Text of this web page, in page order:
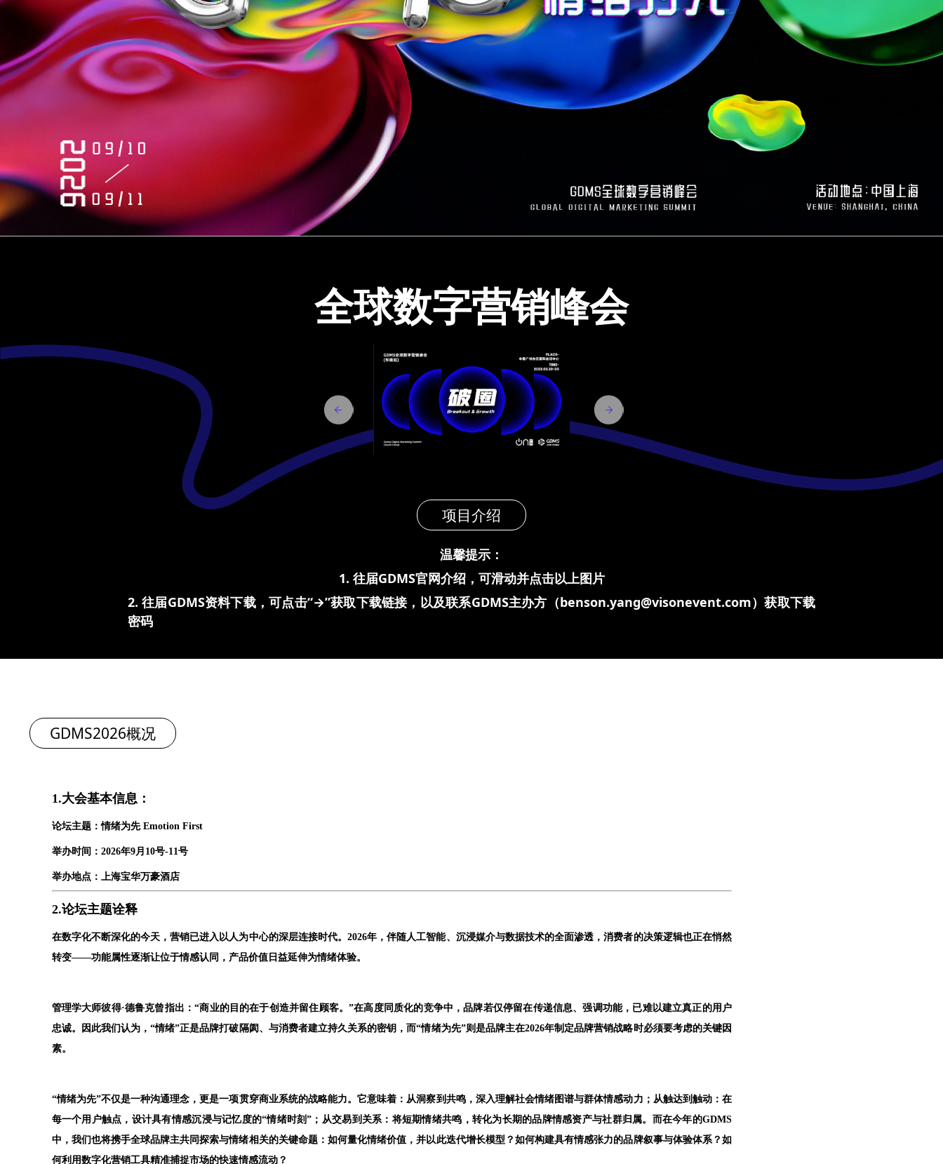
全球数字营销峰会
项目介绍
温馨提示：
1. 往届GDMS官网介绍，可滑动并点击以上图片
2. 往届GDMS资料下载，可点击“→”获取下载链接，以及联系GDMS主办方（benson.yang@visonevent.com）获取下载
密码
GDMS2026概况
1.大会基本信息：
论坛主题：情绪为先 Emotion First
举办时间：2026年9月10号-11号
举办地点：上海宝华万豪酒店
2.论坛主题诠释
在数字化不断深化的今天，营销已进入以人为中心的深层连接时代。2026年，伴随人工智能、沉浸媒介与数据技术的全面渗透，消费者的决策逻辑也正在悄然
转变——功能属性逐渐让位于情感认同，产品价值日益延伸为情绪体验。
管理学大师彼得·德鲁克曾指出：“商业的目的在于创造并留住顾客。”在高度同质化的竞争中，品牌若仅停留在传递信息、强调功能，已难以建立真正的用户
忠诚。因此我们认为，“情绪”正是品牌打破隔阂、与消费者建立持久关系的密钥，而“情绪为先”则是品牌主在2026年制定品牌营销战略时必须要考虑的关键因
素。
“情绪为先”不仅是一种沟通理念，更是一项贯穿商业系统的战略能力。它意味着：从洞察到共鸣，深入理解社会情绪图谱与群体情感动力；从触达到触动：在
每一个用户触点，设计具有情感沉浸与记忆度的“情绪时刻”；从交易到关系：将短期情绪共鸣，转化为长期的品牌情感资产与社群归属。而在今年的GDMS
中，我们也将携手全球品牌主共同探索与情绪相关的关键命题：如何量化情绪价值，并以此迭代增长模型？如何构建具有情感张力的品牌叙事与体验体系？如
何利用数字化营销工具精准捕捉市场的快速情感流动？